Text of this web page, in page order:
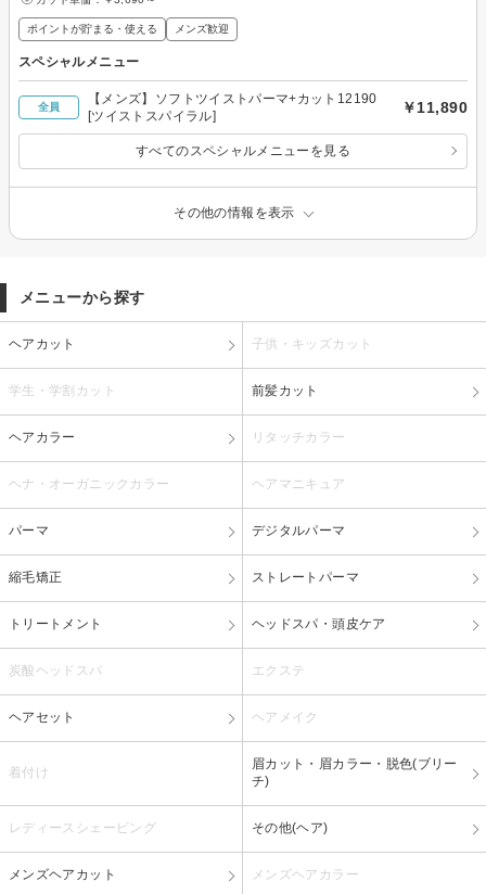
ポイントが貯まる・使える メンズ歓迎
スペシャルメニュー
全員
【メンズ】ソフトツイストパーマ+カット12190
[ツイストスパイラル]
￥11,890
すべてのスペシャルメニューを見る
その他の情報を表示
メニューから探す
ヘアカット 子供・キッズカット
学生・学割カット 前髪カット
ヘアカラー リタッチカラー
ヘナ・オーガニックカラー ヘアマニキュア
パーマ デジタルパーマ
縮毛矯正 ストレートパーマ
トリートメント ヘッドスパ・頭皮ケア
炭酸ヘッドスパ エクステ
ヘアセット ヘアメイク
着付け
眉カット・眉カラー・脱色(ブリー
チ)
レディースシェービング その他(ヘア)
メンズヘアカット メンズヘアカラー